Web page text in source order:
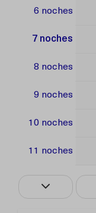
6 noches
7 noches
8 noches
9 noches
10 noches
11 noches